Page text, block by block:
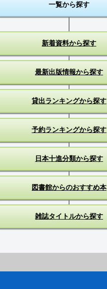
一覧から探す
新着資料から探す
最新出版情報から探す
貸出ランキングから探す
予約ランキングから探す
日本十進分類から探す
図書館からのおすすめ本
雑誌タイトルから探す